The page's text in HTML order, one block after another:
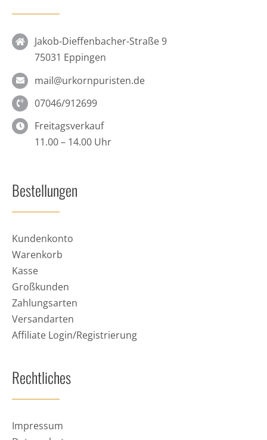
Jakob-Dieffenbacher-Straße 9
75031 Eppingen
mail@urkornpuristen.de
07046/912699
Freitagsverkauf
11.00 – 14.00 Uhr
Bestellungen
Kundenkonto
Warenkorb
Kasse
Großkunden
Zahlungsarten
Versandarten
Affiliate Login/Registrierung
Rechtliches
Impressum